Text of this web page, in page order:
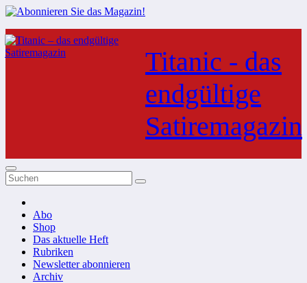
Zum
Inhalt
springen
Titanic - das
endgültige
Satiremagazin
Abo
Shop
Das aktuelle Heft
Rubriken
Newsletter abonnieren
Archiv